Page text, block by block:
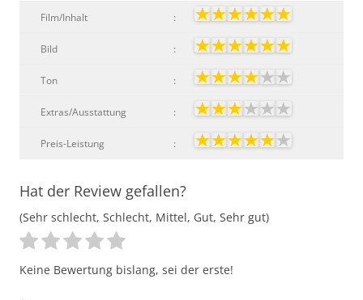
Film/Inhalt :
Bild :
Ton :
Extras/Ausstattung :
Preis-Leistung :
Hat der Review gefallen?
(Sehr schlecht, Schlecht, Mittel, Gut, Sehr gut)
Keine Bewertung bislang, sei der erste!